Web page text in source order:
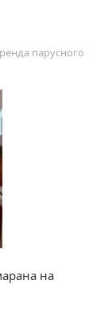
парусного
на